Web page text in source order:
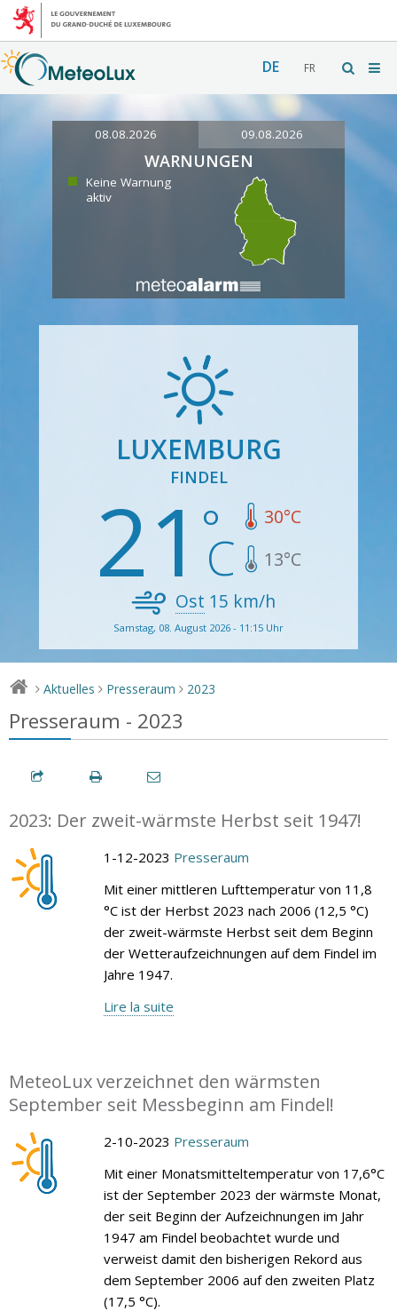
DE FR
08.08.2026 09.08.2026
WARNUNGEN
Keine Warnung
aktiv
LUXEMBURG
FINDEL
21 30°C
13°C
Ost 15 km/h
Samstag, 08. August 2026 - 11:15 Uhr
> Aktuelles > Presseraum > 2023
Presseraum - 2023
2023: Der zweit-wärmste Herbst seit 1947!
1-12-2023 Presseraum
Mit einer mittleren Lufttemperatur von 11,8
°C ist der Herbst 2023 nach 2006 (12,5 °C)
der zweit-wärmste Herbst seit dem Beginn
der Wetteraufzeichnungen auf dem Findel im
Jahre 1947.
Lire la suite
MeteoLux verzeichnet den wärmsten
September seit Messbeginn am Findel!
2-10-2023 Presseraum
Mit einer Monatsmitteltemperatur von 17,6°C
ist der September 2023 der wärmste Monat,
der seit Beginn der Aufzeichnungen im Jahr
1947 am Findel beobachtet wurde und
verweist damit den bisherigen Rekord aus
dem September 2006 auf den zweiten Platz
(17,5 °C).